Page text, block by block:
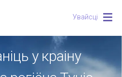
Увайсці
у краіну